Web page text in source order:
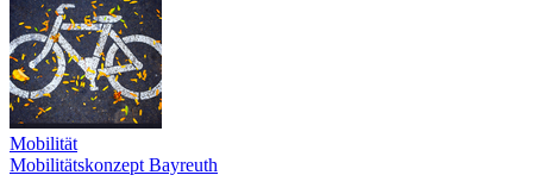
Mobilität
Mobilitätskonzept Bayreuth